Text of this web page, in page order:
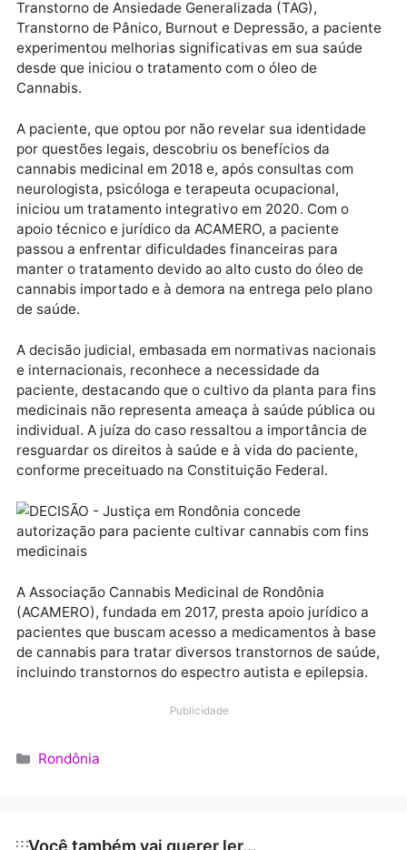
parte das autoridades policiais, sendo
em relatórios médicos e evidências apresentadas
paciente, associada à ACAMERO. Diagnosticada com
Transtorno do Espectro Autista (TEA), Transtorno de
Transtorno de Ansiedade Generalizada (TAG),
Transtorno de Pânico, Burnout e Depressão, a
experimentou melhorias significativas em sua saúde
desde que iniciou o tratamento com o óleo de
Cannabis.
A paciente, que optou por não revelar sua identidade
por questões legais, descobriu os benefícios da
cannabis medicinal em 2018 e, após consultas com
iniciou um tratamento integrativo em 2020. Com o
apoio técnico e jurídico da ACAMERO, a paciente
passou a enfrentar dificuldades financeiras para
manter o tratamento devido ao alto custo do óleo de
cannabis importado e à demora na entrega pelo
de saúde.
A decisão judicial, embasada em normativas
e internacionais, reconhece a necessidade da
paciente, destacando que o cultivo da planta para
individual. A juíza do caso ressaltou a importância de
resguardar os direitos à saúde e à vida do paciente,
conforme preceituado na Constituição Federal.
de cannabis para tratar diversos transtornos de